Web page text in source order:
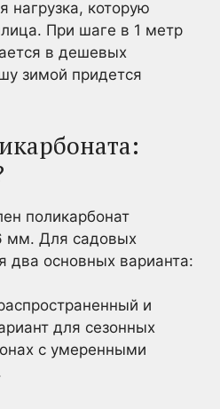
нагрузка, которую
При шаге в 1 метр
в дешевых
зимой придется
поликарбонат
мм. Для садовых
два основных варианта:
и
для сезонных
с умеренными